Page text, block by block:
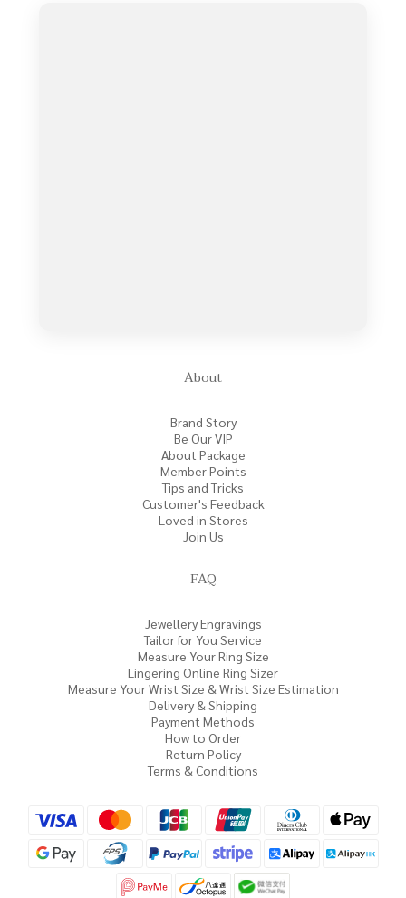
About
Brand Story
Be Our VIP
About Package
Member Points
Tips and Tricks
Customer's Feedback
Loved in Stores
Join Us
FAQ
Jewellery Engravings
Tailor for You Service
Measure Your Ring Size
Lingering Online Ring Sizer
Measure Your Wrist Size & Wrist Size Estimation
Delivery & Shipping
Payment Methods
How to Order
Return Policy
Terms & Conditions